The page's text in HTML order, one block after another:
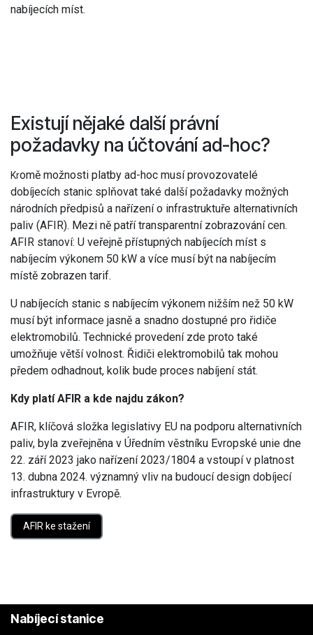
nabíjecích míst.
Existují nějaké další právní
požadavky na účtování ad-hoc?
Kromě možnosti platby ad-hoc musí provozovatelé
dobíjecích stanic splňovat také další požadavky možných
národních předpisů a nařízení o infrastruktuře alternativních
paliv (AFIR). Mezi ně patří transparentní zobrazování cen.
AFIR stanoví: U veřejně přístupných nabíjecích míst s
nabíjecím výkonem 50 kW a více musí být na nabíjecím
místě zobrazen tarif.
U nabíjecích stanic s nabíjecím výkonem nižším než 50 kW
musí být informace jasně a snadno dostupné pro řidiče
elektromobilů. Technické provedení zde proto také
umožňuje větší volnost. Řidiči elektromobilů tak mohou
předem odhadnout, kolik bude proces nabíjení stát.
Kdy platí AFIR a kde najdu zákon?
AFIR, klíčová složka legislativy EU na podporu alternativních
paliv, byla zveřejněna v Úředním věstníku Evropské unie dne
22. září 2023 jako nařízení 2023/1804 a vstoupí v platnost
13. dubna 2024. významný vliv na budoucí design dobíjecí
infrastruktury v Evropě.
AFIR ke stažení
Nabíjecí stanice